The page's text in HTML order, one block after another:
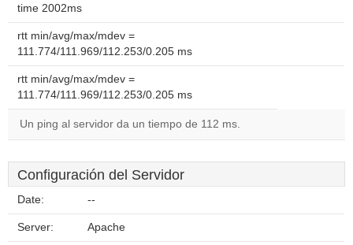
time 2002ms
rtt min/avg/max/mdev =
111.774/111.969/112.253/0.205 ms
rtt min/avg/max/mdev =
111.774/111.969/112.253/0.205 ms
Un ping al servidor da un tiempo de 112 ms.
Configuración del Servidor
Date: --
Server: Apache